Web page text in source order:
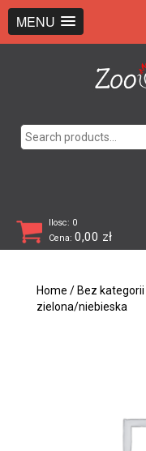
MENU
Ilosc: 0
Cena: 0,00 zł
Home / Bez kategorii
zielona/niebieska